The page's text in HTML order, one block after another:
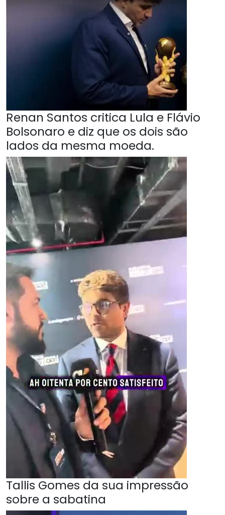
Renan Santos critica Lula e Flávio
Bolsonaro e diz que os dois são
lados da mesma moeda.
Tallis Gomes da sua impressão
sobre a sabatina